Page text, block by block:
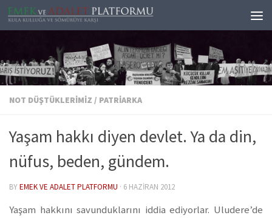
Skip to content
NOT DÜŞTÜKLERIMIZ / PATRIARKA
Yaşam hakkı diyen devlet. Ya da din,
nüfus, beden, gündem.
BYEMEK VE ADALET PLATFORMU · 6 HAZIRAN 2012
Yaşam hakkını savunduklarını iddia ediyorlar. Uludere’de